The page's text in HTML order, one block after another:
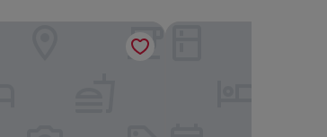
Munich Serviced Apartments